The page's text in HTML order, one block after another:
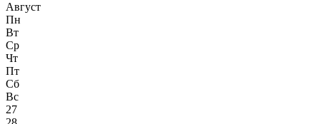
Август
Пн
Вт
Ср
Чт
Пт
Сб
Вс
27